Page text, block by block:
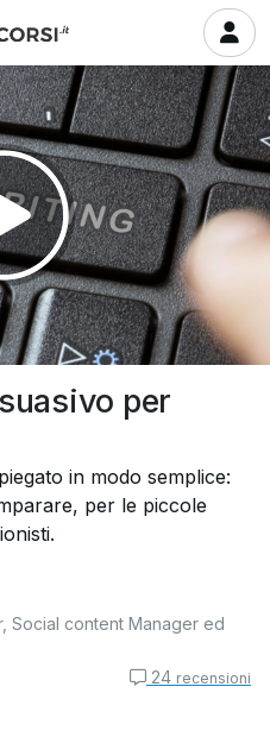
per
in modo semplice:
per le piccole
Social content Manager ed
24 recensioni
Riprodurre
il
video